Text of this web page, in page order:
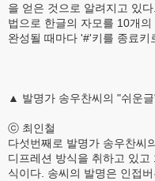
을 얻은 것으로 알려지고 있
법으로 한글의 자모를 10개
완성될 때마다 '#'키를 종료키
▲ 발명가 송우찬씨의 "쉬운
ⓒ 최인철
다섯번째로 발명가 송우찬씨
디프레션 방식을 취하고 있
식이다. 송씨의 발명은 인접